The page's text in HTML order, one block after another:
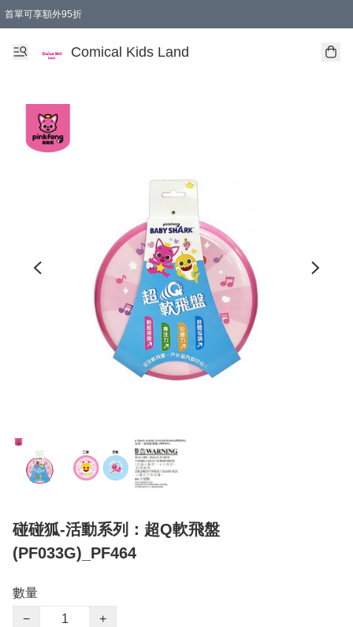
首單可享額外95折
Comical Kids Land
碰碰狐-活動系列：超Q軟飛盤
(PF033G)_PF464
數量
−
+